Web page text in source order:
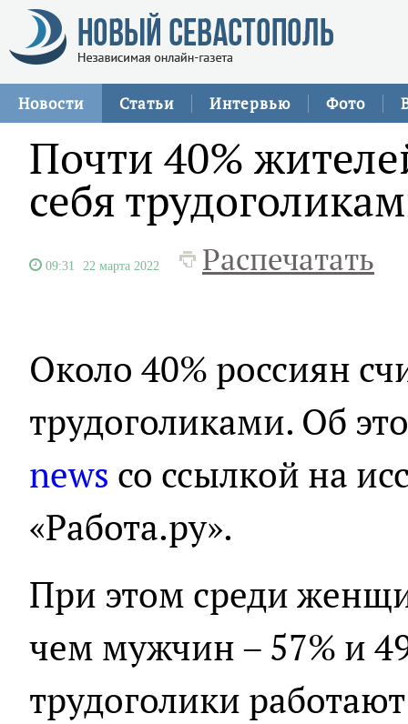
Новости Статьи Интервью Фото
Почти 40%
себя
09:31 22 марта 2022 Распечатать
Около 40% россиян
трудоголиками. Об
news со ссылкой на
«Работа.ру».
При этом среди
чем мужчин – 57% и
трудоголики